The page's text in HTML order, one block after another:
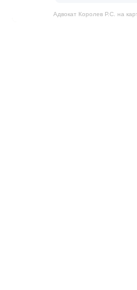
Адвокат Королев Р.С. на